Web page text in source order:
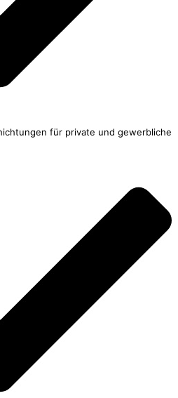
für private und gewerbliche